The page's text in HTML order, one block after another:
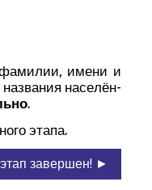
име­ни и
назва­ния насе­лён­
.
этапа.
завершен! ►